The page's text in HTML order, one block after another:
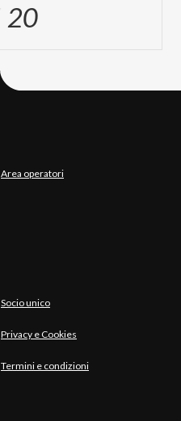
20
Area operatori
Socio unico
Privacy e Cookies
Termini e condizioni